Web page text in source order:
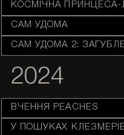
КОСМІЧНА ПРИНЦЕСА-
САМ УДОМА
САМ УДОМА 2:
2024
ВЧЕННЯ PEACHES
У ПОШУКАХ